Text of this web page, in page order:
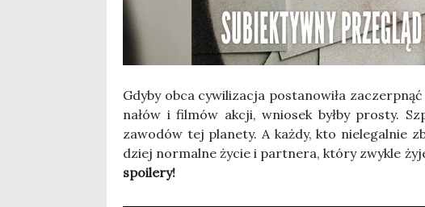
Gdy­by obca cywi­li­za­cja posta­no­wi­ła
na­łów i fil­mów akcji, wnio­sek był­by pro­sty.
zawo­dów tej pla­ne­ty. A każ­dy, kto nie­le­gal­nie
dziej nor­mal­ne życie i part­ne­ra, któ­ry zwy­kle
spo­ile­ry!